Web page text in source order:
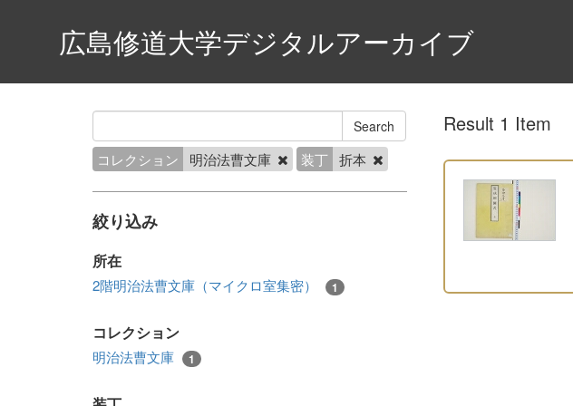
広島修道大学デジタルアーカイブ
コレクション 明治法曹文庫 装丁 折本
絞り込み
所在
2階明治法曹文庫（マイクロ室集密） 1
コレクション
明治法曹文庫 1
Result 1 Item